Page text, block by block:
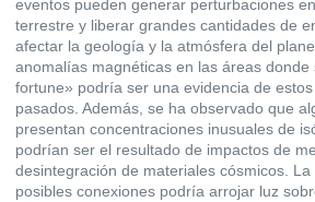
eventos pueden generar perturbaciones
terrestre y liberar grandes cantidades de
afectar la geología y la atmósfera del
anomalías magnéticas en las áreas
fortune» podría ser una evidencia de
pasados. Además, se ha observado que
presentan concentraciones inusuales de
podrían ser el resultado de impactos de
desintegración de materiales cósmicos.
posibles conexiones podría arrojar luz